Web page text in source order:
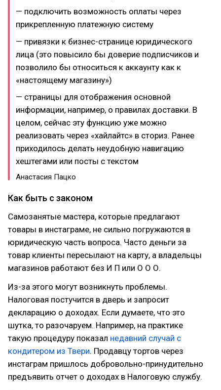
— подключить возможность оплаты через
прикрепленную платежную систему
— привязки к бизнес-странице юридического
лица (это повысило бы доверие подписчиков и
позволило бы относиться к аккаунту как к
«настоящему магазину»)
— страницы для отображения основной
информации, например, о правилах доставки. В
целом, сейчас эту функцию уже можно
реализовать через «хайлайтс» в сториз. Ранее
приходилось делать неудобную навигацию
хештегами или посты с текстом
Анастасия Пацко
Как быть с законом
Самозанятые мастера, которые предлагают
товары в инстаграме, не сильно погружаются в
юридическую часть вопроса. Часто деньги за
товар клиенты пересылают на карту, а владельцы
магазинов работают без И П или О О О.
Из-за этого могут возникнуть проблемы.
Налоговая постучится в дверь и запросит
декларацию о доходах. Если думаете, что это
шутка, то разочаруем. Например, на практике
такую процедуру показал недавний случай с
кондитером из Твери. Продавцу тортов через
инстаграм пришлось добровольно-принудительно
предъявить отчет о доходах в Налоговую службу.